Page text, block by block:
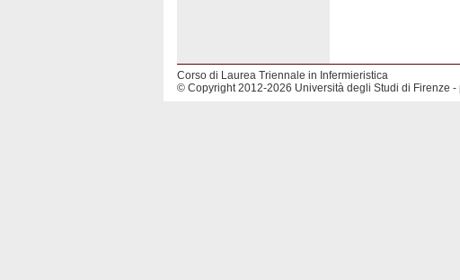
Corso di Laurea Triennale in Infermieristica
© Copyright 2012-2026 Università degli Studi di Firenze